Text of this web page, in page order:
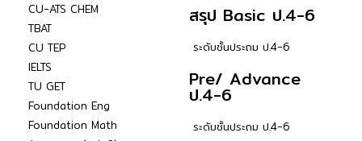
CU-ATS CHEM
TBAT
CU TEP
IELTS
TU GET
Foundation Eng
Foundation Math
สรุป Basic ป.4-6
ระดับชั้นประถม ป.4-6
Pre/ Advance
ป.4-6
ระดับชั้นประถม ป.4-6